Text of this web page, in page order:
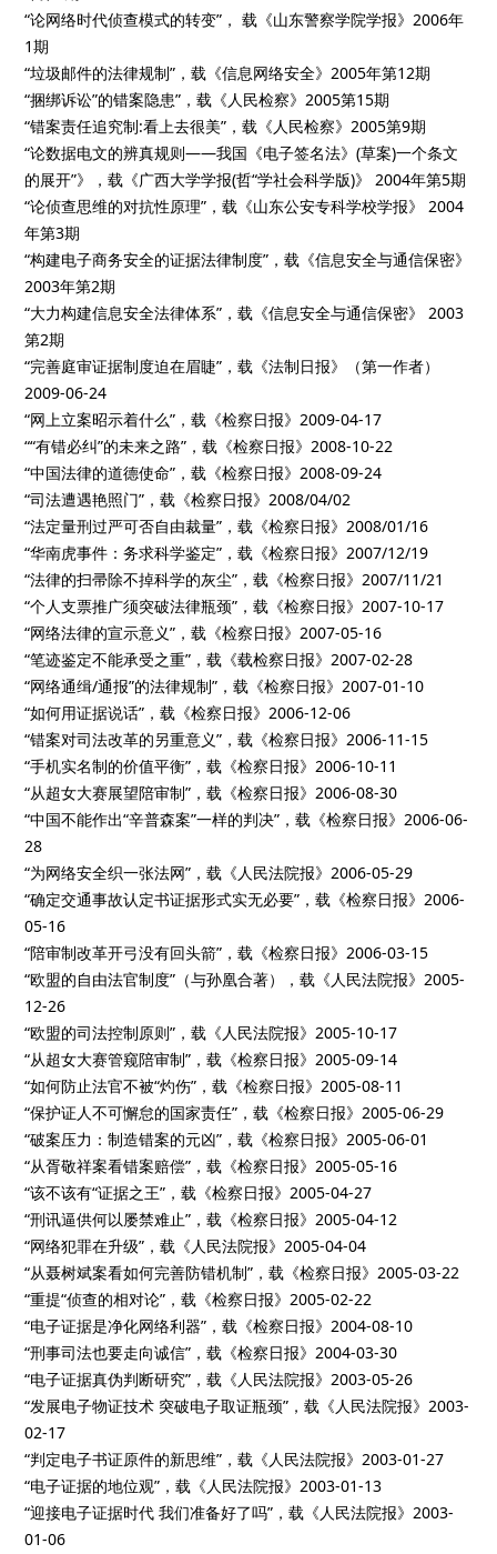
“论网络时代侦查模式的转变”， 载《山东警察学院学报》2006年
1期
“垃圾邮件的法律规制”，载《信息网络安全》2005年第12期
“捆绑诉讼”的错案隐患”，载《人民检察》2005第15期
“错案责任追究制:看上去很美”，载《人民检察》2005第9期
“论数据电文的辨真规则——我国《电子签名法》(草案)一个条文
的展开”》，载《广西大学学报(哲“学社会科学版)》 2004年第5期
“论侦查思维的对抗性原理”，载《山东公安专科学校学报》 2004
年第3期
“构建电子商务安全的证据法律制度”，载《信息安全与通信保密》
2003年第2期
“大力构建信息安全法律体系”，载《信息安全与通信保密》 2003
第2期
“完善庭审证据制度迫在眉睫”，载《法制日报》（第一作者）
2009-06-24
“网上立案昭示着什么”，载《检察日报》2009-04-17
““有错必纠”的未来之路”，载《检察日报》2008-10-22
“中国法律的道德使命”，载《检察日报》2008-09-24
“司法遭遇艳照门”，载《检察日报》2008/04/02
“法定量刑过严可否自由裁量”，载《检察日报》2008/01/16
“华南虎事件：务求科学鉴定”，载《检察日报》2007/12/19
“法律的扫帚除不掉科学的灰尘”，载《检察日报》2007/11/21
“个人支票推广须突破法律瓶颈”，载《检察日报》2007-10-17
“网络法律的宣示意义”，载《检察日报》2007-05-16
“笔迹鉴定不能承受之重”，载《载检察日报》2007-02-28
“网络通缉/通报”的法律规制”，载《检察日报》2007-01-10
“如何用证据说话”，载《检察日报》2006-12-06
“错案对司法改革的另重意义”，载《检察日报》2006-11-15
“手机实名制的价值平衡”，载《检察日报》2006-10-11
“从超女大赛展望陪审制”，载《检察日报》2006-08-30
“中国不能作出“辛普森案”一样的判决”，载《检察日报》2006-06-
28
“为网络安全织一张法网”，载《人民法院报》2006-05-29
“确定交通事故认定书证据形式实无必要”，载《检察日报》2006-
05-16
“陪审制改革开弓没有回头箭”，载《检察日报》2006-03-15
“欧盟的自由法官制度”（与孙凰合著），载《人民法院报》2005-
12-26
“欧盟的司法控制原则”，载《人民法院报》2005-10-17
“从超女大赛管窥陪审制”，载《检察日报》2005-09-14
“如何防止法官不被“灼伤”，载《检察日报》2005-08-11
“保护证人不可懈怠的国家责任”，载《检察日报》2005-06-29
“破案压力：制造错案的元凶”，载《检察日报》2005-06-01
“从胥敬祥案看错案赔偿”，载《检察日报》2005-05-16
“该不该有“证据之王”，载《检察日报》2005-04-27
“刑讯逼供何以屡禁难止”，载《检察日报》2005-04-12
“网络犯罪在升级”，载《人民法院报》2005-04-04
“从聂树斌案看如何完善防错机制”，载《检察日报》2005-03-22
“重提“侦查的相对论”，载《检察日报》2005-02-22
“电子证据是净化网络利器”，载《检察日报》2004-08-10
“刑事司法也要走向诚信”，载《检察日报》2004-03-30
“电子证据真伪判断研究”，载《人民法院报》2003-05-26
“发展电子物证技术 突破电子取证瓶颈”，载《人民法院报》2003-
02-17
“判定电子书证原件的新思维”，载《人民法院报》2003-01-27
“电子证据的地位观”，载《人民法院报》2003-01-13
“迎接电子证据时代 我们准备好了吗”，载《人民法院报》2003-
01-06